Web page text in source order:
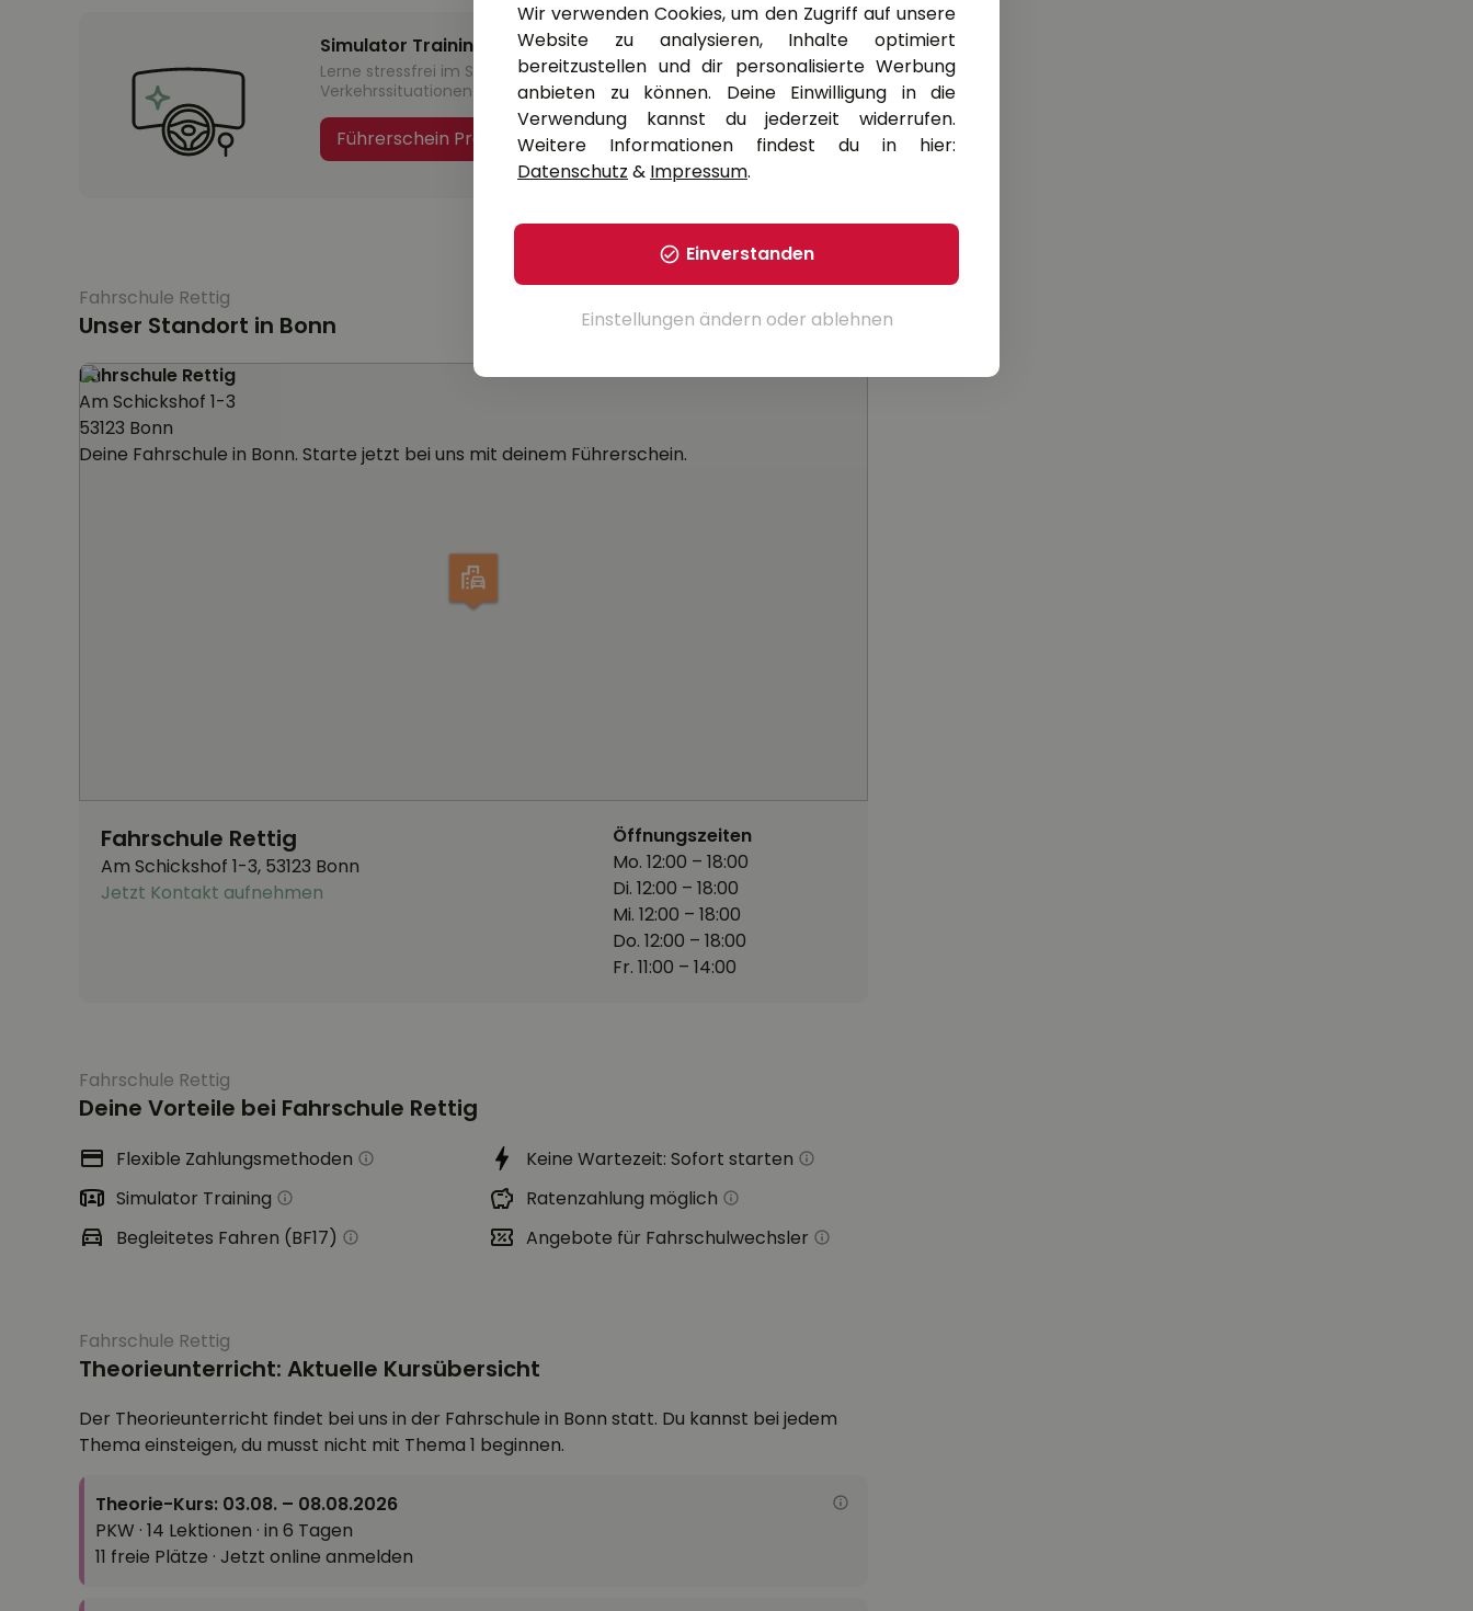
Simulator Training
Lerne stressfrei im Simulator, meistere risikolos echte
Verkehrssituationen und starte selbstbewusst auf die Straße.
Führerschein Preis berechnen
Fahrschule Rettig
Unser Standort in Bonn
Fahrschule Rettig
Am Schickshof 1-3
53123 Bonn
Deine Fahrschule in Bonn. Starte jetzt bei uns mit deinem Führerschein.
Fahrschule Rettig
Am Schickshof 1-3, 53123 Bonn
Jetzt Kontakt aufnehmen
Öffnungszeiten
Mo. 12:00 – 18:00
Di. 12:00 – 18:00
Mi. 12:00 – 18:00
Do. 12:00 – 18:00
Fr. 11:00 – 14:00
Fahrschule Rettig
Deine Vorteile bei Fahrschule Rettig
Flexible Zahlungsmethoden
Keine Wartezeit: Sofort starten
Simulator Training
Ratenzahlung möglich
Begleitetes Fahren (BF17)
Angebote für Fahrschulwechsler
Fahrschule Rettig
Theorieunterricht: Aktuelle Kursübersicht
Der Theorieunterricht findet bei uns in der Fahrschule in Bonn statt. Du kannst bei jedem
Thema einsteigen, du musst nicht mit Thema 1 beginnen.
Theorie-Kurs: 03.08. – 08.08.2026
PKW · 14 Lektionen · in 6 Tagen
11 freie Plätze · Jetzt online anmelden
Wir verwenden Cookies, um den Zugriff auf unsere
Website zu analysieren, Inhalte optimiert
bereitzustellen und dir personalisierte Werbung
anbieten zu können. Deine Einwilligung in die
Verwendung kannst du jederzeit widerrufen.
Weitere Informationen findest du in hier:
Datenschutz & Impressum.
Einverstanden
Einstellungen ändern oder ablehnen